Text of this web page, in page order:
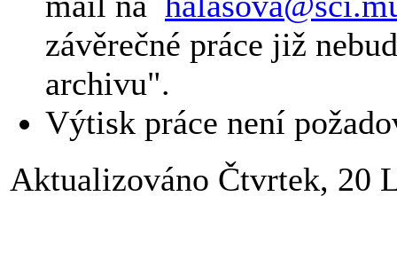
závěrečné práce již
archivu".
Výtisk práce není
Aktualizováno Čtvrtek, 20